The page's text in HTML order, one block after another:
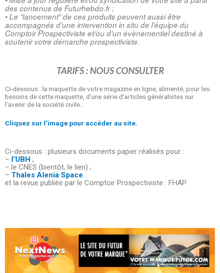
des contenus de Futurhebdo.fr ;
• Le “lancement” de ces produits peuvent aussi être
accompagnés d’une intervention in situ de l’équipe du
Comptoir Prospectiviste et/ou d’un évènementiel destiné à
soutenir votre démarche prospectiviste.
TARIFS : NOUS CONSULTER
Ci-dessous : la maquette de votre magazine en ligne, alimenté, pour les
besoins de cette maquette, d’une série d’articles généralistes sur
l’avenir de la société civile…
Cliquez sur l’image pour accéder au site.
Ci-dessous : plusieurs documents papier réalisés pour :
– l’UBH ;
– le CNES (bientôt, le lien) ;
– Thales Alenia Space
et la revue publiée par le Comptoir Prospectiviste : FHAP.